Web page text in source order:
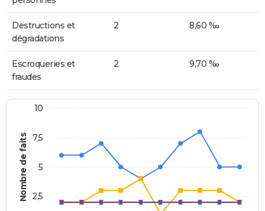
Destructions et
dégradations
2 8,60 ‰
Escroqueries et
fraudes
2 9,70 ‰
Nombre de faits 2,5
5
7,5
10